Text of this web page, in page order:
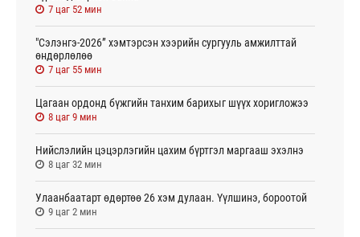
7 цаг 52 мин
"Сэлэнгэ-2026” хэмтэрсэн хээрийн сургууль амжилттай
өндөрлөлөө
7 цаг 55 мин
Цагаан ордонд бүжгийн танхим барихыг шүүх хоригложээ
8 цаг 9 мин
Нийслэлийн цэцэрлэгийн цахим бүртгэл маргааш эхэлнэ
8 цаг 32 мин
Улаанбаатарт өдөртөө 26 хэм дулаан. Үүлшинэ, бороотой
9 цаг 2 мин